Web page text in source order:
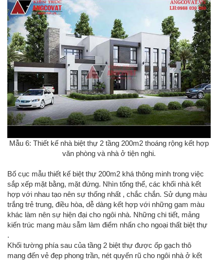
Mẫu 6: Thiết kế nhà biệt thự 2 tầng 200m2 thoáng rộng kết hợp
văn phòng và nhà ở tiện nghi.
Bố cục mẫu thiết kế biệt thự 200m2 khá thông minh trong việc
sắp xếp mặt bằng, mặt đứng. Nhìn tổng thể, các khối nhà kết
hợp với nhau tạo nên sự thống nhất , chắc chắn. Sử dụng màu
trắng trẻ trung, điều hòa, dễ dàng kết hợp với những gam màu
khác làm nên sự hiện đại cho ngôi nhà. Những chi tiết, mảng
kiến trúc mang màu sẫm làm điểm nhấn cho ngoại thất biệt thự
.
Khối tường phía sau của tầng 2 biệt thự được ốp gạch thô
mang đến vẻ đẹp phong trần, nét quyến rũ cho ngôi nhà ở kết